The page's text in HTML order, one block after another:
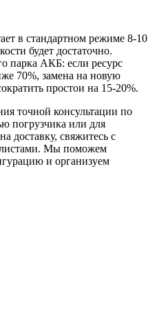
в стандартном режиме 8-10
будет достаточно.
парка АКБ: если ресурс
70%, замена на новую
простои на 15-20%.
точной консультации по
погрузчика или для
доставку, свяжитесь с
Мы поможем
и организуем